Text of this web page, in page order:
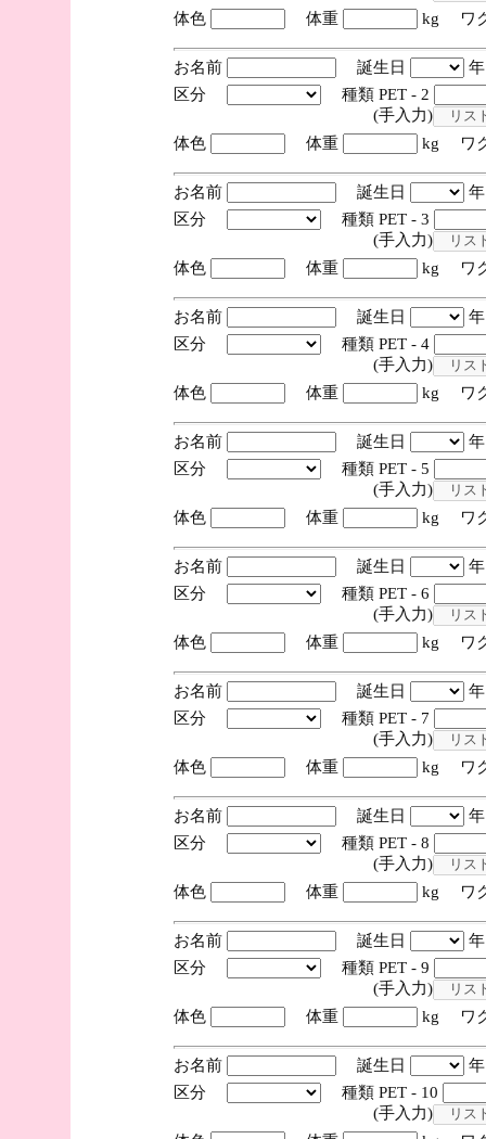
体色
体重 kg ワ
お名前 誕生日
区分
種類 PET - 2
(手入力)
体色
体重 kg ワ
お名前 誕生日
区分
種類 PET - 3
(手入力)
体色
体重 kg ワ
お名前 誕生日
区分
種類 PET - 4
(手入力)
体色
体重 kg ワ
お名前 誕生日
区分
種類 PET - 5
(手入力)
体色
体重 kg ワ
お名前 誕生日
区分
種類 PET - 6
(手入力)
体色
体重 kg ワ
お名前 誕生日
区分
種類 PET - 7
(手入力)
体色
体重 kg ワ
お名前 誕生日
区分
種類 PET - 8
(手入力)
体色
体重 kg ワ
お名前 誕生日
区分
種類 PET - 9
(手入力)
体色
体重 kg ワ
お名前 誕生日
区分
種類 PET - 10
(手入力)